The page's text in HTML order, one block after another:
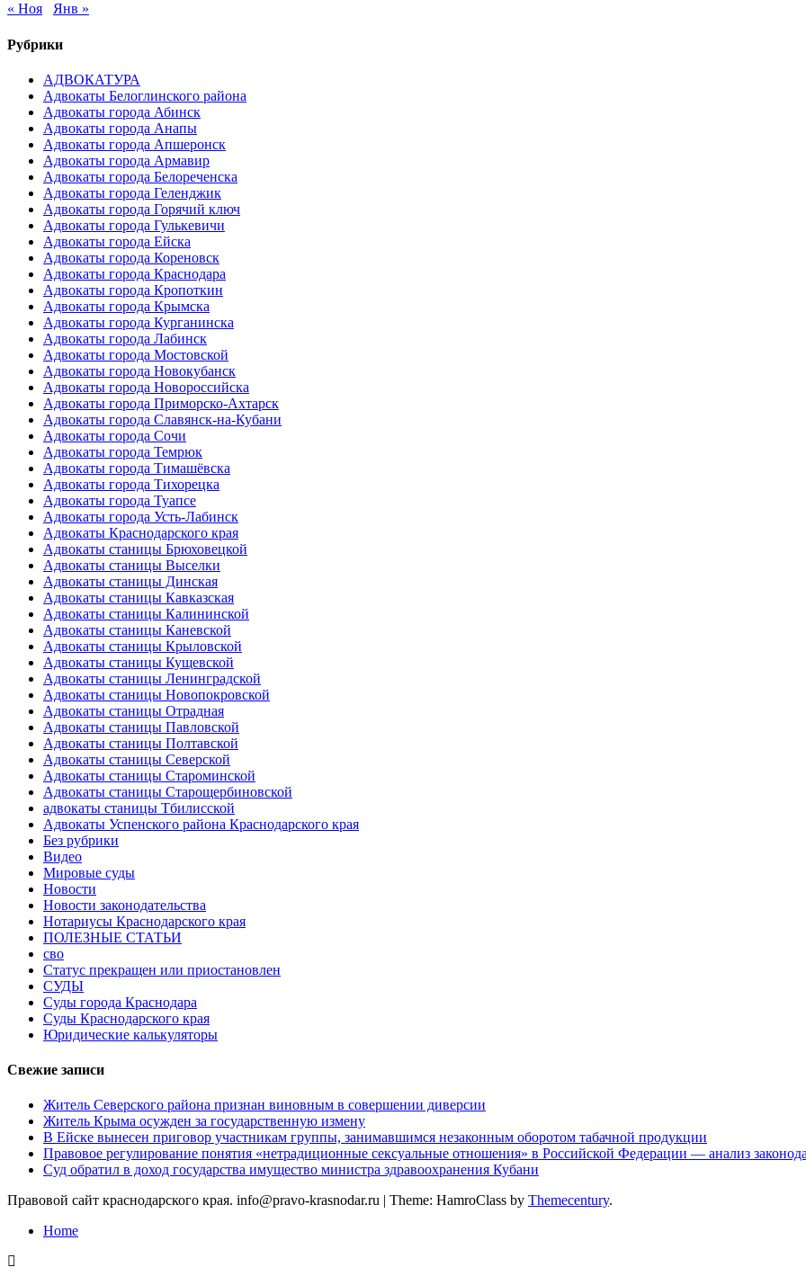
« Ноя
Янв »
Рубрики
АДВОКАТУРА
Адвокаты Белоглинского района
Адвокаты города Абинск
Адвокаты города Анапы
Адвокаты города Апшеронск
Адвокаты города Армавир
Адвокаты города Белореченска
Адвокаты города Геленджик
Адвокаты города Горячий ключ
Адвокаты города Гулькевичи
Адвокаты города Ейска
Адвокаты города Кореновск
Адвокаты города Краснодара
Адвокаты города Кропоткин
Адвокаты города Крымска
Адвокаты города Курганинска
Адвокаты города Лабинск
Адвокаты города Мостовской
Адвокаты города Новокубанск
Адвокаты города Новороссийска
Адвокаты города Приморско-Ахтарск
Адвокаты города Славянск-на-Кубани
Адвокаты города Сочи
Адвокаты города Темрюк
Адвокаты города Тимашёвска
Адвокаты города Тихорецка
Адвокаты города Туапсе
Адвокаты города Усть-Лабинск
Адвокаты Краснодарского края
Адвокаты станицы Брюховецкой
Адвокаты станицы Выселки
Адвокаты станицы Динская
Адвокаты станицы Кавказская
Адвокаты станицы Калининской
Адвокаты станицы Каневской
Адвокаты станицы Крыловской
Адвокаты станицы Кущевской
Адвокаты станицы Ленинградской
Адвокаты станицы Новопокровской
Адвокаты станицы Отрадная
Адвокаты станицы Павловской
Адвокаты станицы Полтавской
Адвокаты станицы Северской
Адвокаты станицы Староминской
Адвокаты станицы Старощербиновской
адвокаты станицы Тбилисской
Адвокаты Успенского района Краснодарского края
Без рубрики
Видео
Мировые суды
Новости
Новости законодательства
Нотариусы Краснодарского края
ПОЛЕЗНЫЕ СТАТЬИ
сво
Статус прекращен или приостановлен
СУДЫ
Суды города Краснодара
Суды Краснодарского края
Юридические калькуляторы
Свежие записи
Житель Северского района признан виновным в совершении диверсии
Житель Крыма осужден за государственную измену
В Ейске вынесен приговор участникам группы, занимавшимся незаконным оборотом табачной продукции
Правовое регулирование понятия «нетрадиционные сексуальные отношения» в Российской Федерации — анализ
Суд обратил в доход государства имущество министра здравоохранения Кубани
Правовой сайт краснодарского края. info@pravo-krasnodar.ru | Theme: HamroClass by Themecentury.
Home